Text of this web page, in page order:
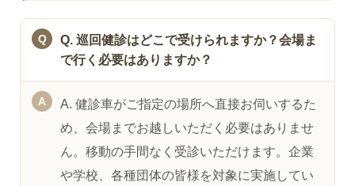
Q. 巡回健診はどこで受けられますか？会場ま
で行く必要はありますか？
A. 健診車がご指定の場所へ直接お伺いするた
め、会場までお越しいただく必要はありませ
ん。移動の手間なく受診いただけます。企業
や学校、各種団体の皆様を対象に実施してい